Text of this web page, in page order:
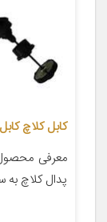
کابل کلاچ کابل کنترل
معرفی
پدال کلاچ